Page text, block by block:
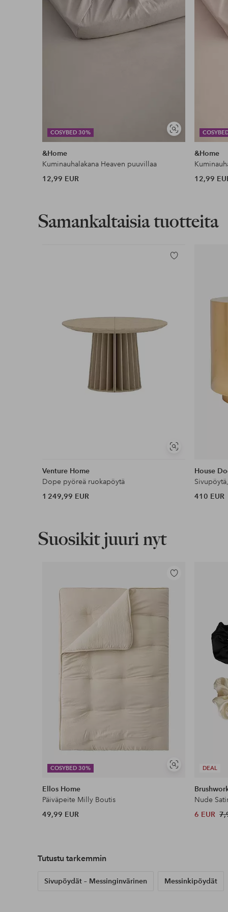
Edullisimmat maksutapamme
Lue lisää
COSYBED 30%
Näytä
samankaltaisia
&Home
Kuminauhalakana Heaven puuvillaa
12,99 EUR
&Home
12,99
Samankaltaisia tuotteita
Näytä
Lisää
Venture Home
Dope pyöreä ruokapöytä
1 249,99 EUR
House
410 EUR
Suosikit juuri nyt
COSYBED 30%
Näytä
Lisää
suosikkeihin
Ellos Home
Päiväpeite Milly Boutis
49,99 EUR
DEAL
Nude
6 EUR
Tutustu tarkemmin
Sivupöydät – Messinginvärinen Messinkipöydät